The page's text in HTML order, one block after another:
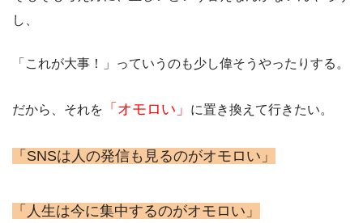
し、
「これが大事！」っていうのも少し偉そうやったりする。
だから、それを 「オモロい」 に置き換えて行きたい。
「SNSは人の発信も見るのがオモロい」
「人生は今に集中するのがオモロい」